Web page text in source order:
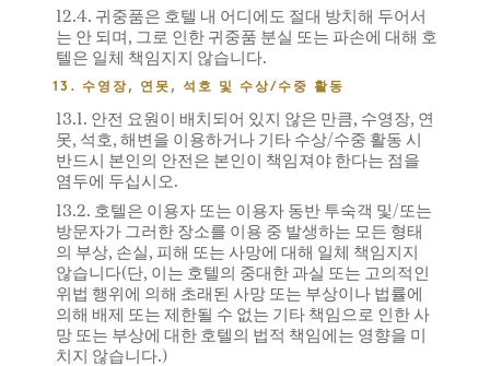
12.4. 귀중품은 호텔 내 어디에도 절대 방치해 두어서
는 안 되며, 그로 인한 귀중품 분실 또는 파손에 대해 호
텔은 일체 책임지지 않습니다.
13. 수영장, 연못, 석호 및 수상/수중 활동
13.1. 안전 요원이 배치되어 있지 않은 만큼, 수영장, 연
못, 석호, 해변을 이용하거나 기타 수상/수중 활동 시
반드시 본인의 안전은 본인이 책임져야 한다는 점을
염두에 두십시오.
13.2. 호텔은 이용자 또는 이용자 동반 투숙객 및/또는
방문자가 그러한 장소를 이용 중 발생하는 모든 형태
의 부상, 손실, 피해 또는 사망에 대해 일체 책임지지
않습니다(단, 이는 호텔의 중대한 과실 또는 고의적인
위법 행위에 의해 초래된 사망 또는 부상이나 법률에
의해 배제 또는 제한될 수 없는 기타 책임으로 인한 사
망 또는 부상에 대한 호텔의 법적 책임에는 영향을 미
치지 않습니다.)